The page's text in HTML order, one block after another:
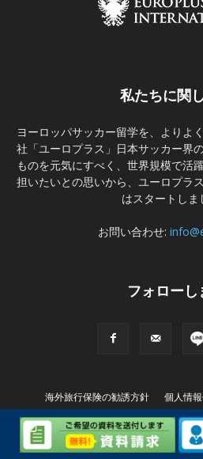
私たちに関
ヨーロッパサッカー留学を、よりよ
社「ユーロプラス」日本サッカー界
ものを元気にすべく、世界規模で活
担いたいとの思いから、ユーロプラ
はスタートしま
お問い合わせ:
フォローし
海外旅行保険の勧誘方針
個人情
特別商取引に基
© Copyright (C) EUROPLUS